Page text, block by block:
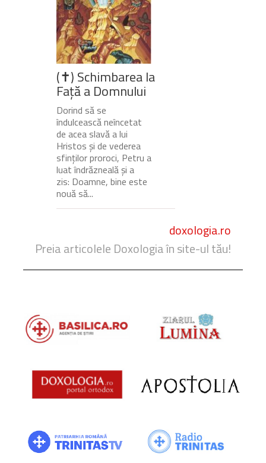
(✝) Schimbarea la
Față a Domnului
Dorind să se
îndulcească neîncetat
de acea slavă a lui
Hristos și de vederea
sfinților proroci, Petru a
luat îndrăzneală și a
zis: Doamne, bine este
nouă să...
doxologia.ro
Preia articolele Doxologia în site-ul tău!